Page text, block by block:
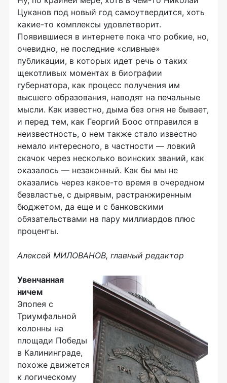
Цуканов под новый год самоутвердится, хоть
какие-то комплексы удовлетворит.
Появившиеся в интернете пока что робкие, но,
очевидно, не последние «сливные»
публикации, в которых идет речь о таких
щекотливых моментах в биографии
губернатора, как процесс получения им
высшего образования, наводят на печальные
мысли. Как известно, дыма без огня не бывает,
и перед тем, как Георгий Боос отправился в
неизвестность, о нем также стало известно
немало интересного, в частности — ловкий
скачок через несколько воинских званий, как
оказалось — незаконный. Как бы мы не
оказались через какое-то время в очередном
безвластье, с дырявым, растранжиренным
бюджетом, да еще и с банковскими
обязательствами на пару миллиардов плюс
проценты.
Алексей МИЛОВАНОВ, главный редактор
Увенчанная
ничем
Эпопея с
Триумфальной
колонны на
площади Победы
в Калининграде,
похоже движется
к логическому